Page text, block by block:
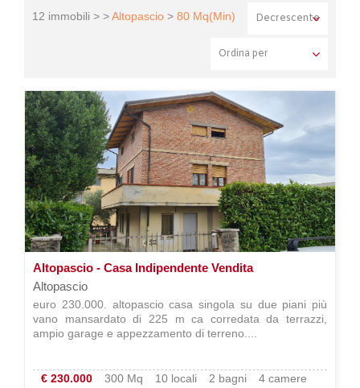
12 immobili > >Altopascio > 80 Mq(Min)
Altopascio - Casa Indipendente Vendita
Altopascio
euro 230.000. altopascio casa singola su due piani più
vano mansardato di 225 m ca corredata da terrazzi,
ampio garage e appezzamento di terreno....
€ 230.000 300 Mq 10 locali 2 bagni 4 camere